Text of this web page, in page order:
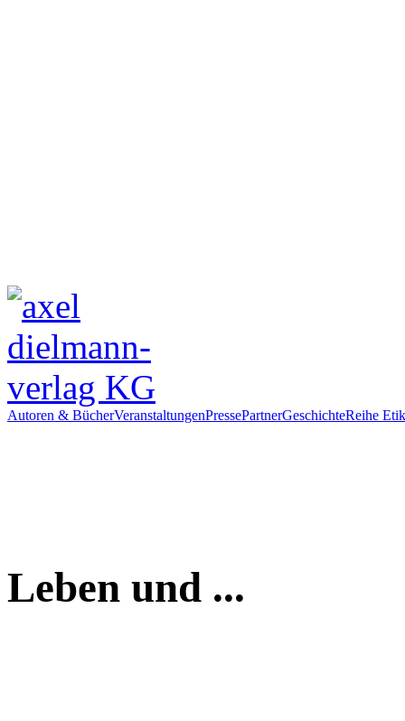
Autoren & BücherVeranstaltungenPressePartnerGeschichteReihe
Leben und ...